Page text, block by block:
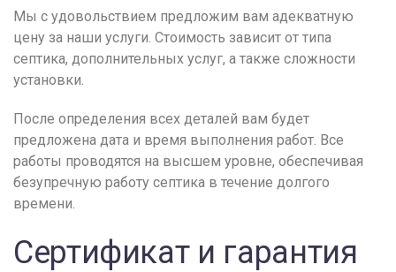
Мы с удовольствием предложим вам адекватную
цену за наши услуги. Стоимость зависит от типа
септика, дополнительных услуг, а также сложности
установки.
После определения всех деталей вам будет
предложена дата и время выполнения работ. Все
работы проводятся на высшем уровне, обеспечивая
безупречную работу септика в течение долгого
времени.
Сертификат и гарантия